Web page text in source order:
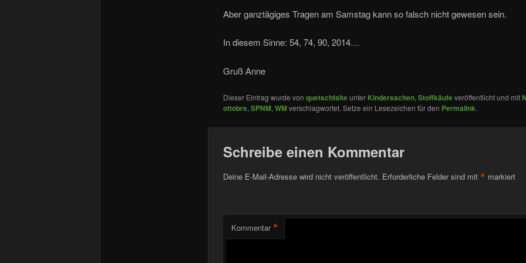
Aber ganztägiges Tragen am Samstag kann so falsch nicht gewesen sein.
In diesem Sinne: 54, 74, 90, 2014…
Gruß Anne
Dieser Eintrag wurde von quetschfalteunter Kindersachen, Stoffkäufeveröffentlicht und mit
ottobre, SPNM, WMverschlagwortet. Setze ein Lesezeichen für den Permalink.
Schreibe einen Kommentar
Deine E-Mail-Adresse wird nicht veröffentlicht. Erforderliche Felder sind mit * markiert
Kommentar *